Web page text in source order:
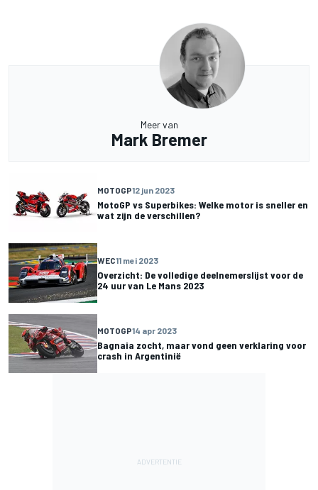
Meer van
Mark Bremer
MOTOGP12 jun 2023
MotoGP vs Superbikes: Welke motor is sneller en
wat zijn de verschillen?
WEC11 mei 2023
Overzicht: De volledige deelnemerslijst voor de
24 uur van Le Mans 2023
MOTOGP14 apr 2023
Bagnaia zocht, maar vond geen verklaring voor
crash in Argentinië